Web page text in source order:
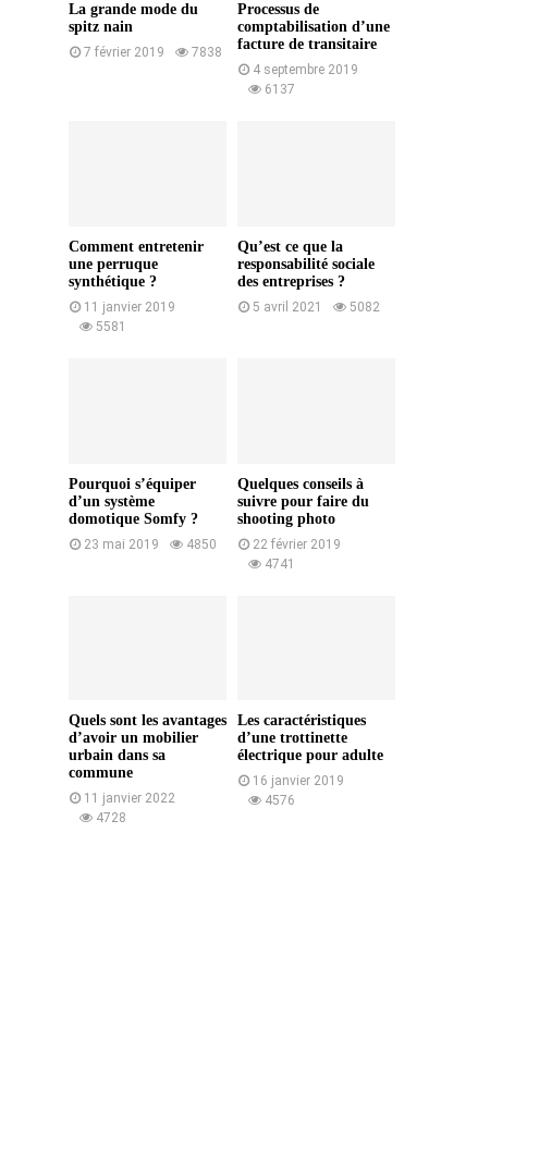
La grande mode du
spitz nain
7 février 2019 7838
Processus de
comptabilisation d’une
facture de transitaire
4 septembre 2019
6137
Comment entretenir
une perruque
synthétique ?
11 janvier 2019
5581
Qu’est ce que la
responsabilité sociale
des entreprises ?
5 avril 2021 5082
Pourquoi s’équiper
d’un système
domotique Somfy ?
23 mai 2019 4850
Quelques conseils à
suivre pour faire du
shooting photo
22 février 2019
4741
Quels sont les avantages
d’avoir un mobilier
urbain dans sa
commune
11 janvier 2022
4728
Les caractéristiques
d’une trottinette
électrique pour adulte
16 janvier 2019
4576